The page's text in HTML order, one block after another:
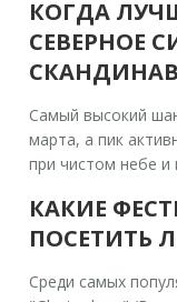
КОГДА
СЕВЕРНОЕ
Самый высокий
марта, а пик
при чистом небе и
КАКИЕ
ПОСЕТИТЬ
Среди самых